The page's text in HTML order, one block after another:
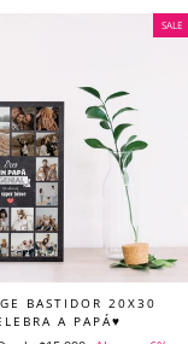
SALE
BASTIDOR 20X30
A PAPÁ♥